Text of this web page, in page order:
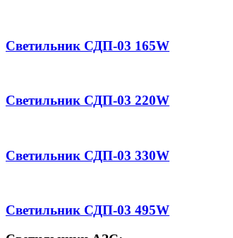
Светильник СДП-03 165W
Светильник СДП-03 220W
Светильник СДП-03 330W
Светильник СДП-03 495W